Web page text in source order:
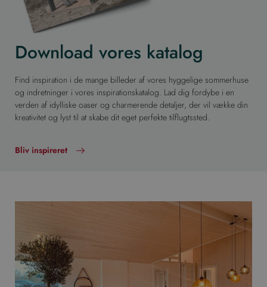
Download vores katalog
Find inspiration i de mange billeder af vores hyggelige sommerhuse
og indretninger i vores inspirationskatalog. Lad dig fordybe i en
verden af idylliske oaser og charmerende detaljer, der vil vække din
kreativitet og lyst til at skabe dit eget perfekte tilflugtssted.
Bliv inspireret